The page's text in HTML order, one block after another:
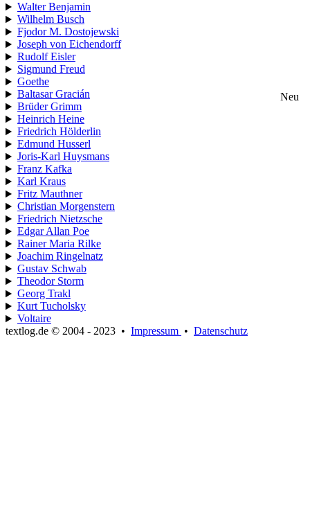
Walter Benjamin
Wilhelm Busch
Fjodor M. Dostojewski
Joseph von Eichendorff
Rudolf Eisler
Sigmund Freud
Goethe
Baltasar Gracián
Neu
Brüder Grimm
Heinrich Heine
Friedrich Hölderlin
Edmund Husserl
Joris-Karl Huysmans
Franz Kafka
Karl Kraus
Fritz Mauthner
Christian Morgenstern
Friedrich Nietzsche
Edgar Allan Poe
Rainer Maria Rilke
Joachim Ringelnatz
Gustav Schwab
Theodor Storm
Georg Trakl
Kurt Tucholsky
Voltaire
textlog.de © 2004 - 2023 • Impressum • Datenschutz